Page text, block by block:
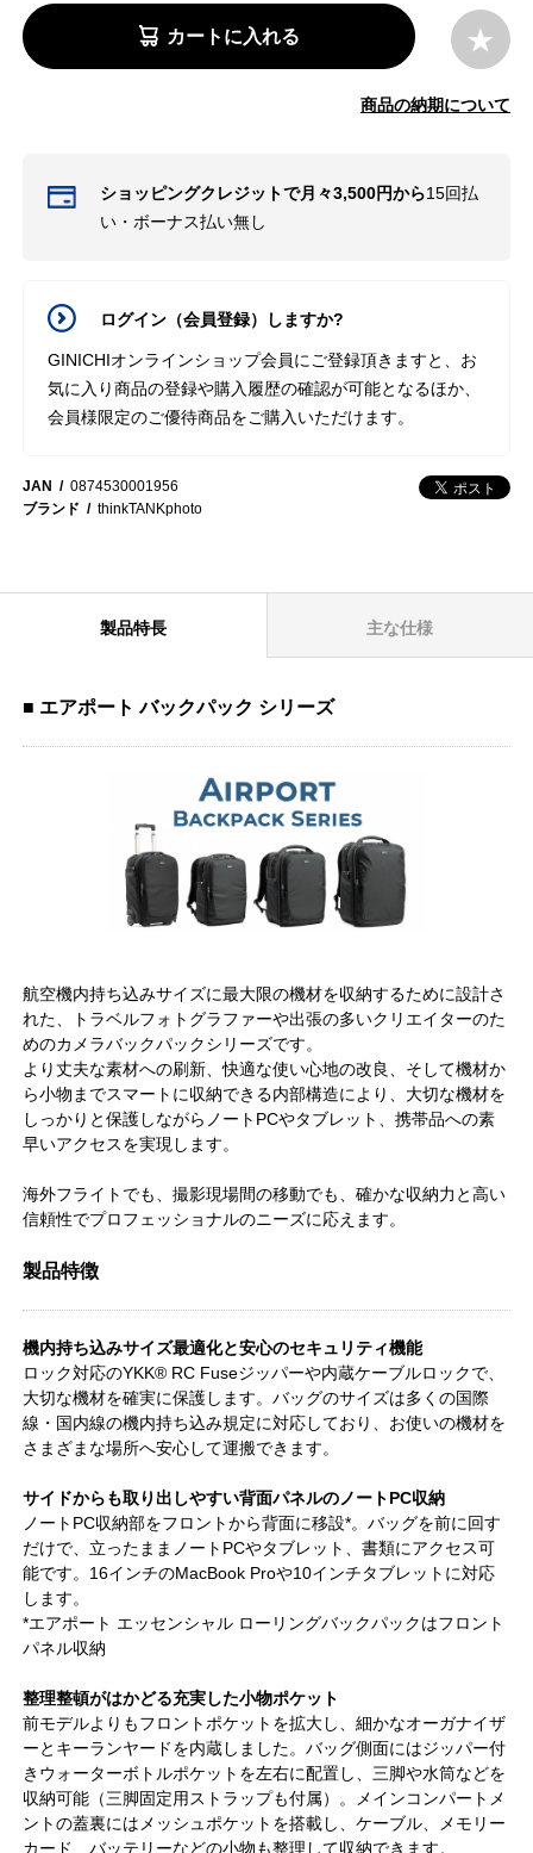
カートに入れる
商品の納期について
ショッピングクレジットで月々3,500円から15回払
い・ボーナス払い無し
ログイン（会員登録）しますか?
GINICHIオンラインショップ会員にご登録頂きますと、お
気に入り商品の登録や購入履歴の確認が可能となるほか、
会員様限定のご優待商品をご購入いただけます。
JAN
0874530001956
ブランド
thinkTANKphoto
製品特長 主な仕様
■ エアポート バックパック シリーズ
航空機内持ち込みサイズに最大限の機材を収納するために設計さ
れた、トラベルフォトグラファーや出張の多いクリエイターのた
めのカメラバックパックシリーズです。
より丈夫な素材への刷新、快適な使い心地の改良、そして機材か
ら小物までスマートに収納できる内部構造により、大切な機材を
しっかりと保護しながらノートPCやタブレット、携帯品への素
早いアクセスを実現します。
海外フライトでも、撮影現場間の移動でも、確かな収納力と高い
信頼性でプロフェッショナルのニーズに応えます。
製品特徴
機内持ち込みサイズ最適化と安心のセキュリティ機能
ロック対応のYKK® RC Fuseジッパーや内蔵ケーブルロックで、
大切な機材を確実に保護します。バッグのサイズは多くの国際
線・国内線の機内持ち込み規定に対応しており、お使いの機材を
さまざまな場所へ安心して運搬できます。
サイドからも取り出しやすい背面パネルのノートPC収納
ノートPC収納部をフロントから背面に移設*。バッグを前に回す
だけで、立ったままノートPCやタブレット、書類にアクセス可
能です。16インチのMacBook Proや10インチタブレットに対応
します。
*エアポート エッセンシャル ローリングバックパックはフロント
パネル収納
整理整頓がはかどる充実した小物ポケット
前モデルよりもフロントポケットを拡大し、細かなオーガナイザ
ーとキーランヤードを内蔵しました。バッグ側面にはジッパー付
きウォーターボトルポケットを左右に配置し、三脚や水筒などを
収納可能（三脚固定用ストラップも付属）。メインコンパートメ
ントの蓋裏にはメッシュポケットを搭載し、ケーブル、メモリー
カード、バッテリーなどの小物も整理して収納できます。